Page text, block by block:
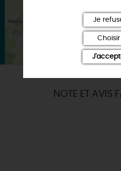
| Map
NOTE ET AVIS
Je
Choisir